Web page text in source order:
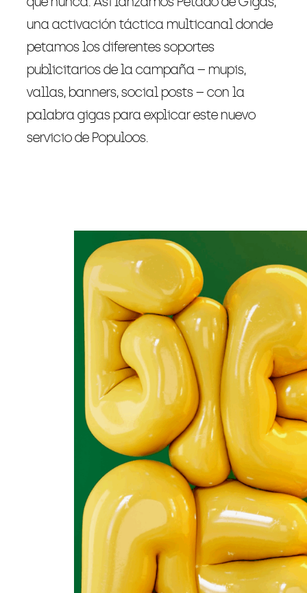
una activación táctica multicanal donde
petamos los diferentes soportes
publicitarios de la campaña – mupis,
vallas, banners, social posts – con la
palabra gigas para explicar este nuevo
servicio de Populoos.